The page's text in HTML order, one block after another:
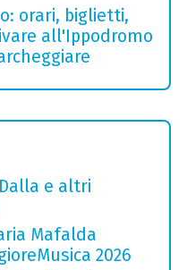
orari, biglietti,
all'Ippodromo
e altri
Mafalda
2026